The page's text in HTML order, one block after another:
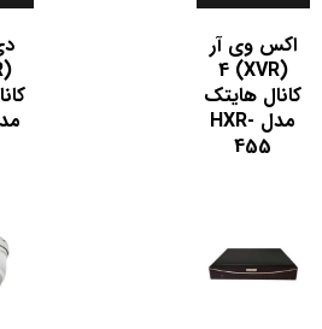
اکس وی آر
(XVR) 4
کانال هایتک
مدل HXR-
455